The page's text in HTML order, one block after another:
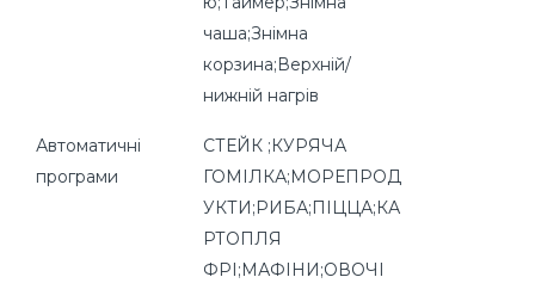
чаша;Знімна
корзина;Верхній/
нижній нагрів
Автоматичні
програми
СТЕЙК ;КУРЯЧА
ГОМІЛКА;МОРЕПРОД
УКТИ;РИБА;ПІЦЦА;КА
РТОПЛЯ
ФРІ;МАФІНИ;ОВОЧІ